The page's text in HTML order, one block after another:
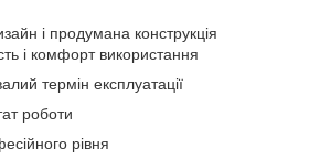
і продумана конструкція
і комфорт використання
термін експлуатації
роботи
рівня